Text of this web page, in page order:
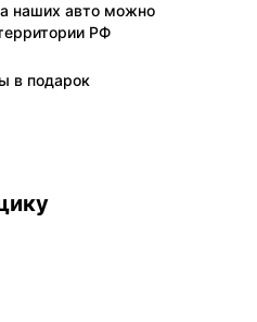
наших авто можно
РФ
в подарок